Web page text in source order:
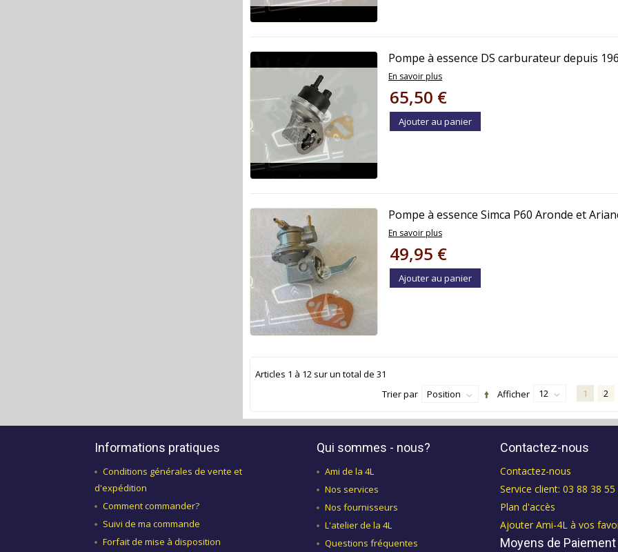
Pompe à essence DS carburateur depuis
En savoir plus
65,50 €
Ajouter au panier
Pompe à essence Simca P60 Aronde et
En savoir plus
49,95 €
Ajouter au panier
Articles 1 à 12 sur un total de 31
1
2
Afficher 12
Trier par Position
Informations pratiques
Conditions générales de vente et
d'expédition
Comment commander?
Suivi de ma commande
Forfait de mise à disposition
Qui sommes - nous?
Ami de la 4L
Nos services
Nos fournisseurs
L'atelier de la 4L
Questions fréquentes
Contactez-nous
Contactez-nous
Service client: 03 88 38 55
Plan d'accès
Ajouter Ami-4L à vos
Moyens de Paiement